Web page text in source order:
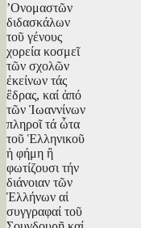
’Ονομαστῶν
διδασκάλων
τοῦ γένους
χορεία κοσμεῖ
τῶν σχολῶν
ἐκείνων τάς
ἒδρας, καί ἀπό
τῶν Ἰωαννίνων
πληροῖ τά ὦτα
τοῦ Ἑλληνικοῦ
ἡ φήμη ἢ
φωτίζουσι τήν
διάνοιαν τῶν
Ἑλλήνων αἱ
συγγραφαί τοῦ